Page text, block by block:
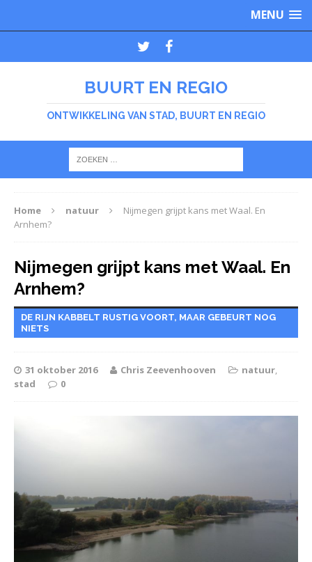
MENU
BUURT EN REGIO
ONTWIKKELING VAN STAD, BUURT EN REGIO
Home natuur
Nijmegen grijpt kans met Waal. En
Arnhem?
Nijmegen grijpt kans met Waal. En
Arnhem?
DE RIJN KABBELT RUSTIG VOORT, MAAR GEBEURT NOG
NIETS
31 oktober 2016 Chris Zeevenhooven natuur,
stad
0